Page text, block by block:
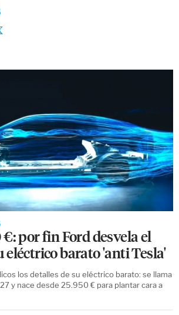
€: por fin Ford desvela el
eléctrico barato 'anti Tesla'
los detalles de su eléctrico barato: se llama
y nace desde 25.950 € para plantar cara a